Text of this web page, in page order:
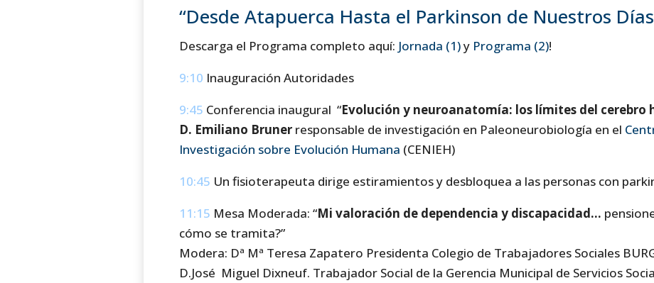
“Desde Atapuerca Hasta el Parkinson de Nuestros
Descarga el Programa completo aquí: Jornada (1)y Programa (2)!
9:10 Inauguración Autoridades
9:45 Conferencia inaugural “Evolución y neuroanatomía: los límites del cerebro
D. Emiliano Brunerresponsable de investigación en Paleoneurobiología en el
Investigación sobre Evolución Humana (CENIEH)
10:45 Un fisioterapeuta dirige estiramientos y desbloquea a las personas con
11:15 Mesa Moderada: “Mi valoración de dependencia y discapacidad…
cómo se tramita?”
Modera: Dª Mª Teresa Zapatero Presidenta Colegio de Trabajadores Sociales
D.José Miguel Dixneuf. Trabajador Social de la Gerencia Municipal de Servicios